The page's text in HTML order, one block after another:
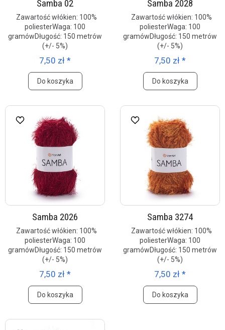
Samba 02
Zawartość włókien: 100%
poliesterWaga: 100
gramówDługość: 150 metrów
(+/- 5%)
7,50 zł *
Do koszyka
Samba 2028
Zawartość włókien: 100%
poliesterWaga: 100
gramówDługość: 150 metrów
(+/- 5%)
7,50 zł *
Do koszyka
Samba 2026
Zawartość włókien: 100%
poliesterWaga: 100
gramówDługość: 150 metrów
(+/- 5%)
7,50 zł *
Do koszyka
Samba 3274
Zawartość włókien: 100%
poliesterWaga: 100
gramówDługość: 150 metrów
(+/- 5%)
7,50 zł *
Do koszyka